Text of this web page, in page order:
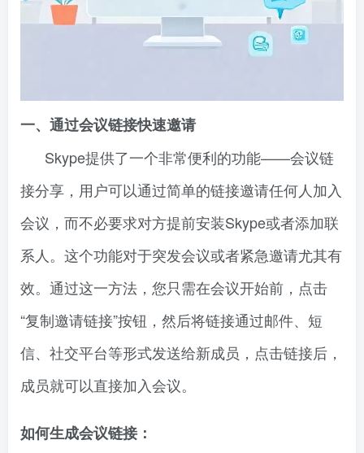
一、通过会议链接快速邀请
Skype提供了一个非常便利的功能——会议链
接分享，用户可以通过简单的链接邀请任何人加入
会议，而不必要求对方提前安装Skype或者添加联
系人。这个功能对于突发会议或者紧急邀请尤其有
效。通过这一方法，您只需在会议开始前，点击
“复制邀请链接”按钮，然后将链接通过邮件、短
信、社交平台等形式发送给新成员，点击链接后，
成员就可以直接加入会议。
如何生成会议链接：